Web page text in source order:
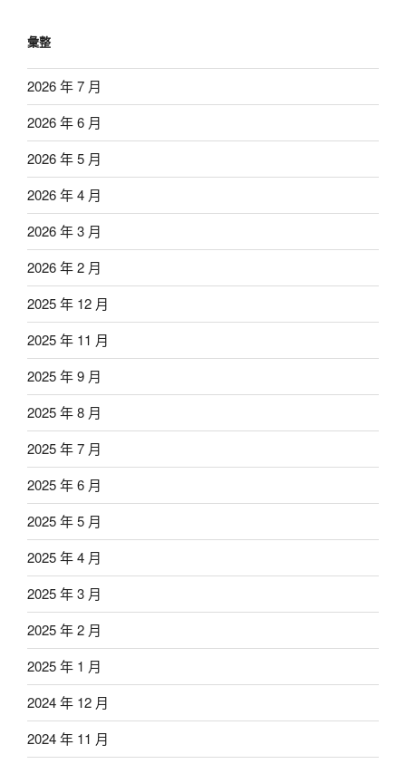
彙整
2026 年 7 月
2026 年 6 月
2026 年 5 月
2026 年 4 月
2026 年 3 月
2026 年 2 月
2025 年 12 月
2025 年 11 月
2025 年 9 月
2025 年 8 月
2025 年 7 月
2025 年 6 月
2025 年 5 月
2025 年 4 月
2025 年 3 月
2025 年 2 月
2025 年 1 月
2024 年 12 月
2024 年 11 月